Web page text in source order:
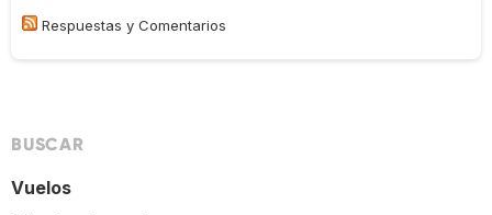
Respuestas y Comentarios
BUSCAR
Vuelos